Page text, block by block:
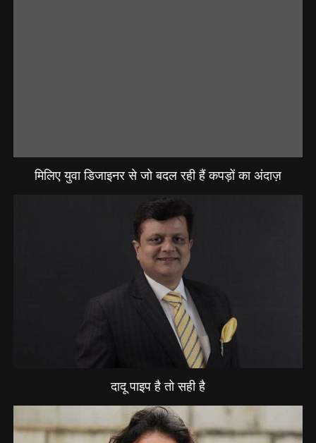
मिलिए युवा डिजाइनर से जो बदल रही हैं कपड़ों का अंदाज़
दादू पाइप है तो सही है